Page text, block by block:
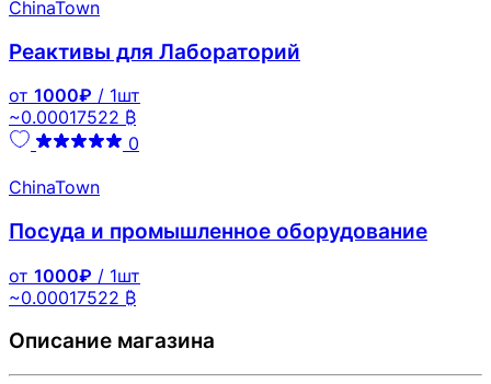
ChinaTown
Реактивы для Лабораторий
от 1000₽ / 1шт
~0.00017522 ₿
0
ChinaTown
Посуда и промышленное оборудование
от 1000₽ / 1шт
~0.00017522 ₿
Описание магазина